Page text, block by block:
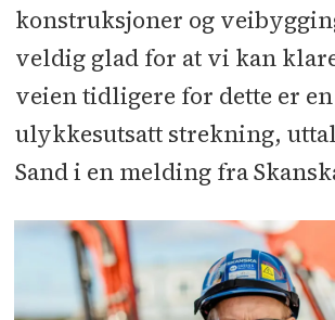
konstruksjoner og
veldig glad for at vi kan
veien tidligere for dette er
ulykkesutsatt strekning,
Sand i en melding fra